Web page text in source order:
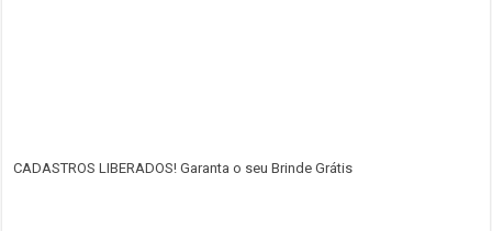
CADASTROS LIBERADOS! Garanta o seu Brinde Grátis